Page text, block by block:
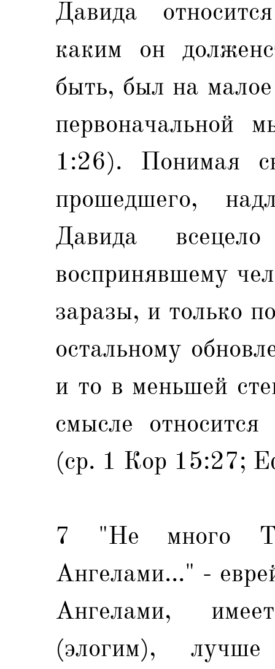
Давида
каким он
быть, был на
первоначальной
1:26). Понимая
прошедшего,
Давида
воспринявшему
заразы, и только
остальному
и то в меньшей
смысле
(ср. 1 Кор 15:27;
7 "Не много
Ангелами..." -
Ангелами,
(элогим),